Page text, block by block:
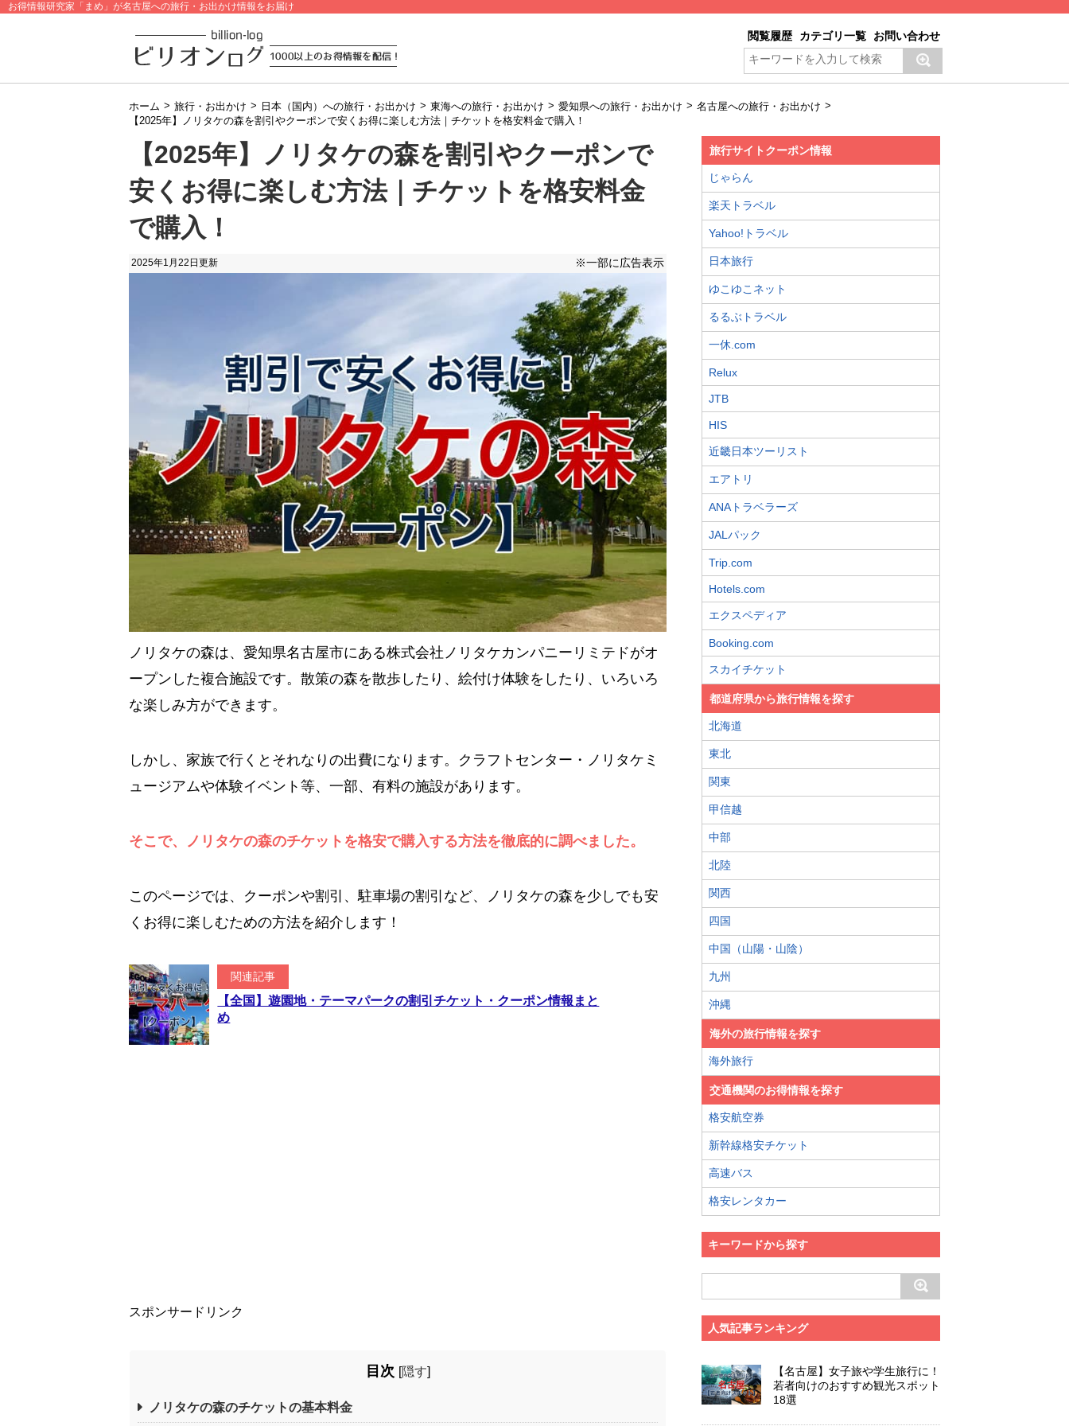
お得情報研究家「まめ」が名古屋への旅行・お出かけ情報をお届け
閲覧履歴 カテゴリ一覧 お問い合わせ
ホーム > 旅行・お出かけ > 日本（国内）への旅行・お出かけ > 東海への旅行・お出かけ > 愛知県への旅行・お出かけ > 名古屋への旅行・お出かけ >
【2025年】ノリタケの森を割引やクーポンで安くお得に楽しむ方法｜チケットを格安料金で購入！
【2025年】ノリタケの森を割引やクーポンで
安くお得に楽しむ方法｜チケットを格安料金
で購入！
2025年1月22日 更新 ※一部に広告表示
ノリタケの森は、愛知県名古屋市にある株式会社ノリタケカンパニーリミテドがオ
ープンした複合施設です。散策の森を散歩したり、絵付け体験をしたり、いろいろ
な楽しみ方ができます。
しかし、家族で行くとそれなりの出費になります。クラフトセンター・ノリタケミ
ュージアムや体験イベント等、一部、有料の施設があります。
そこで、ノリタケの森のチケットを格安で購入する方法を徹底的に調べました。
このページでは、クーポンや割引、駐車場の割引など、ノリタケの森を少しでも安
くお得に楽しむための方法を紹介します！
関連記事
【全国】遊園地・テーマパークの割引チケット・クーポン情報まと
め
スポンサードリンク
目次 [隠す]
ノリタケの森のチケットの基本料金
旅行サイトクーポン情報
じゃらん
楽天トラベル
Yahoo!トラベル
日本旅行
ゆこゆこネット
るるぶトラベル
一休.com
Relux
JTB
HIS
近畿日本ツーリスト
エアトリ
ANAトラベラーズ
JALパック
Trip.com
Hotels.com
エクスペディア
Booking.com
スカイチケット
都道府県から旅行情報を探す
北海道
東北
関東
甲信越
中部
北陸
関西
四国
中国（山陽・山陰）
九州
沖縄
海外の旅行情報を探す
海外旅行
交通機関のお得情報を探す
格安航空券
新幹線格安チケット
高速バス
格安レンタカー
キーワードから探す
人気記事ランキング
【名古屋】女子旅や学生旅行に！
若者向けのおすすめ観光スポット
18選